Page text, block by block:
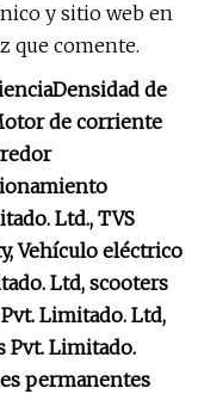
y sitio web en
que comente.
Densidad de
de corriente
Ltd., TVS
Vehículo eléctrico
Ltd, scooters
Limitado. Ltd,
Pvt. Limitado.
permanentes